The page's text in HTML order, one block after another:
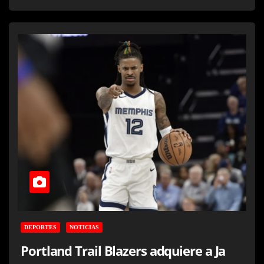
DEPORTES NOTICIAS
Portland Trail Blazers adquiere a Ja